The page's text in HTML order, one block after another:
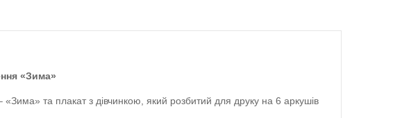
«Зима»
«Зима» та плакат з дівчинкою, який розбитий для друку на 6 аркушів